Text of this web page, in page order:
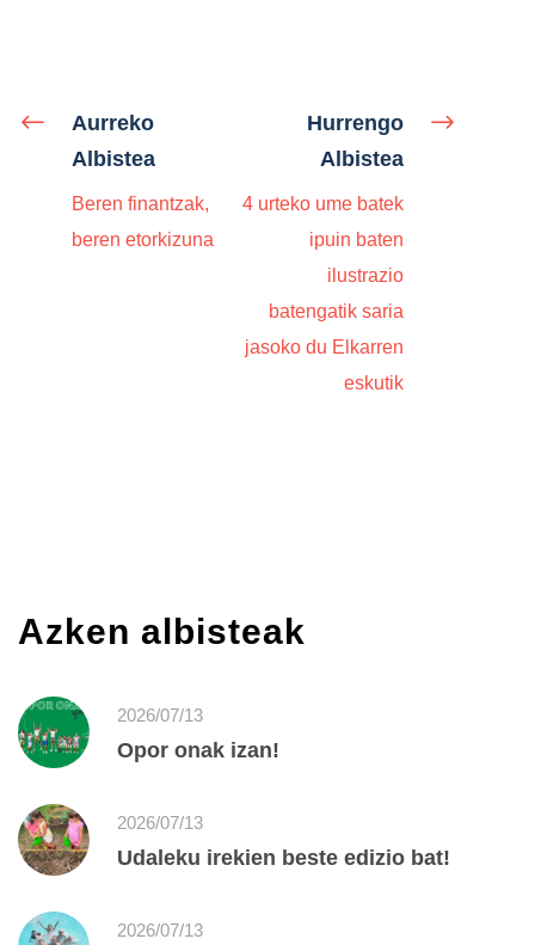
Aurreko
Albistea
Beren finantzak,
beren etorkizuna
Hurrengo
Albistea
4 urteko ume batek
ipuin baten
ilustrazio
batengatik saria
jasoko du Elkarren
eskutik
Azken albisteak
2026/07/13
Opor onak izan!
2026/07/13
Udaleku irekien beste edizio bat!
2026/07/13